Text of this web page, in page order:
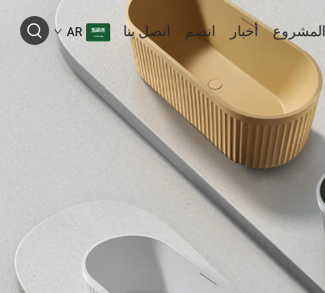
المشروع أخبار انضم اتصل بنا AR